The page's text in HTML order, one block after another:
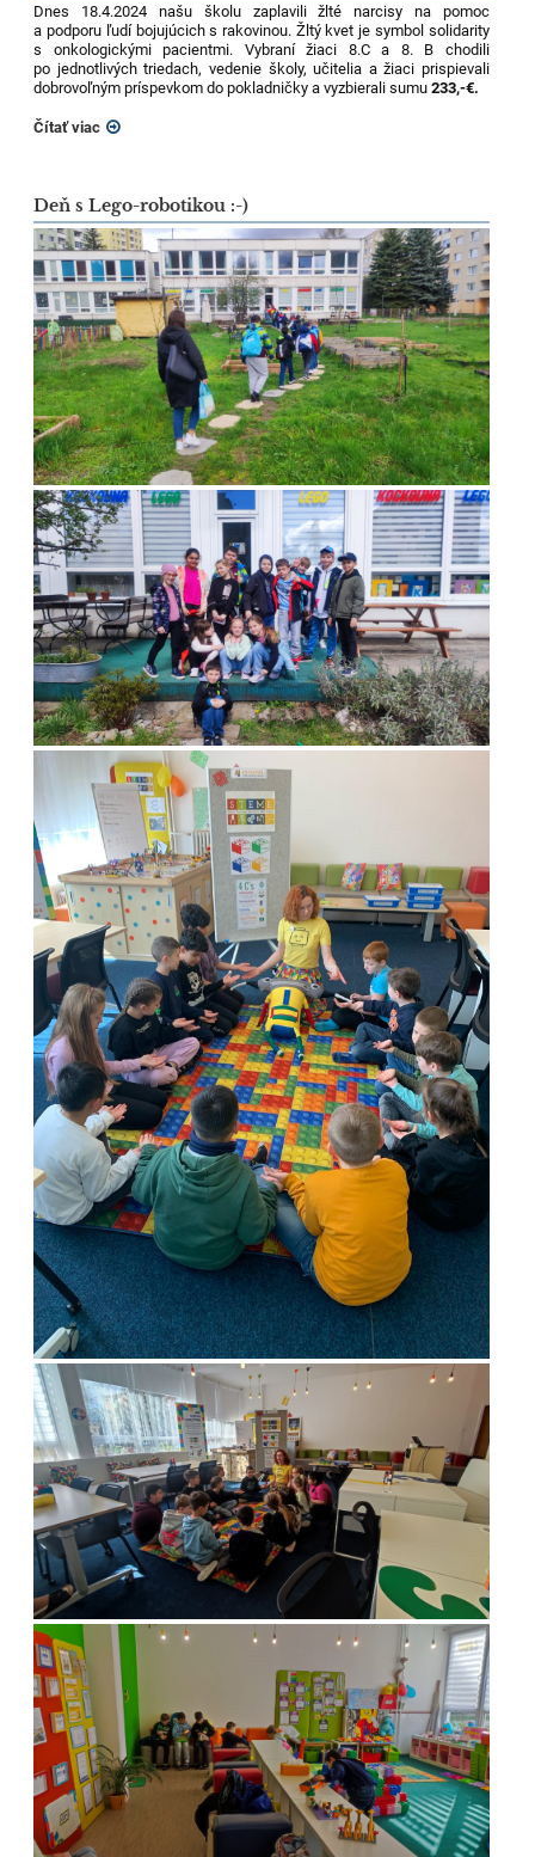
Dnes 18.4.2024 našu školu zaplavili žlté narcisy na pomoc
a podporu ľudí bojujúcich s rakovinou. Žltý kvet je symbol solidarity
s onkologickými pacientmi. Vybraní žiaci 8.C a 8. B chodili
po jednotlivých triedach, vedenie školy, učitelia a žiaci prispievali
dobrovoľným príspevkom do pokladničky a vyzbierali sumu233,-€.
Čítať viac
Deň s Lego-robotikou :-)